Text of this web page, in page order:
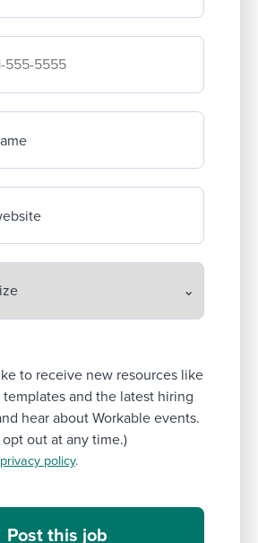
phone number
to receive new resources like
and the latest hiring
hear about Workable events.
opt out at any time.)
privacy policy.